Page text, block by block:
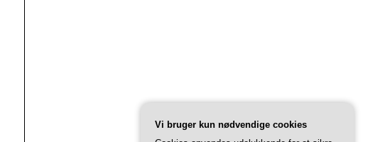
Vi bruger kun nødvendige cookies